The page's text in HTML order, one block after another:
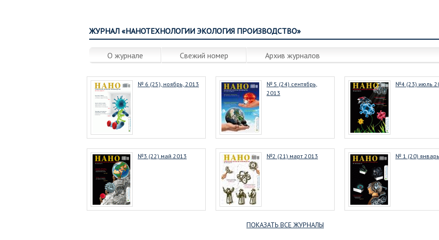
ЖУРНАЛ «НАНОТЕХНОЛОГИИ ЭКОЛОГИЯ ПРОИЗВОДСТВО»
О журнале Свежий номер Архив журналов
№ 6 (25), ноябрь, 2013
№ 5 (24) сентябрь,
2013
№4 (23) июль
№3 (22) май 2013 №2 (21) март 2013 № 1 (20)
ПОКАЗАТЬ ВСЕ ЖУРНАЛЫ